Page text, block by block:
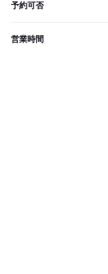
予約可否
営業時間